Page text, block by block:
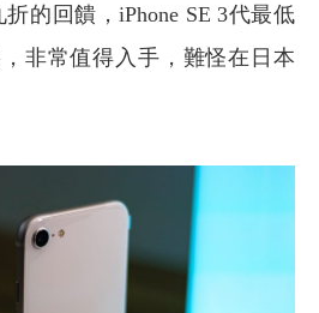
折的回饋，iPhone SE 3代最低
非常值得入手，難怪在日本